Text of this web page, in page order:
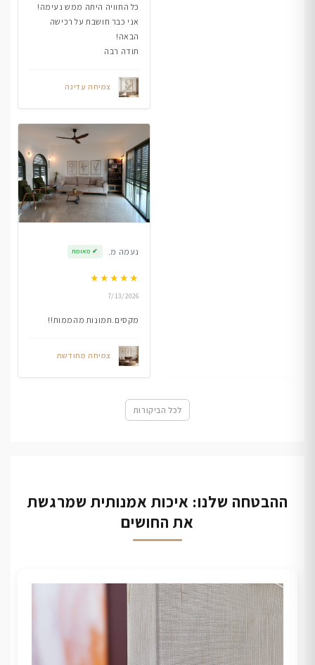
כל החוויה היתה ממש נעימה!
אני כבר חושבת על רכישה
הבאה!
תודה רבה
צמיחה עדינה
נעמה מ. ✔ מאומת
★★★★★
7/13/2026
מקסים.תמונות מהממות!!
צמיחה מחודשת
לכל הביקורות
ההבטחה שלנו: איכות אמנותית שמרגשת
את החושים